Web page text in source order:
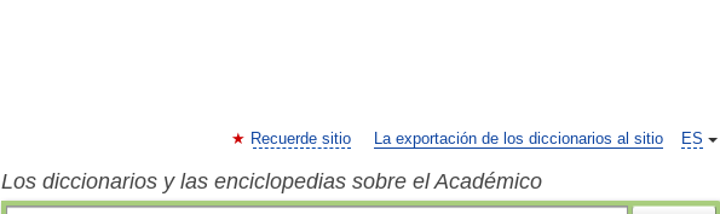
ES
Recuerde sitio La exportación de los diccionarios al sitio
Los diccionarios y las enciclopedias sobre el Académico